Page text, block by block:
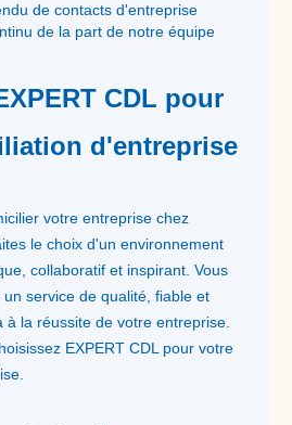
de contacts d'entreprise
de la part de notre équipe
CDL pour
d'entreprise
votre entreprise chez
le choix d'un environnement
collaboratif et inspirant. Vous
service de qualité, fiable et
à la réussite de votre entreprise.
EXPERT CDL pour votre